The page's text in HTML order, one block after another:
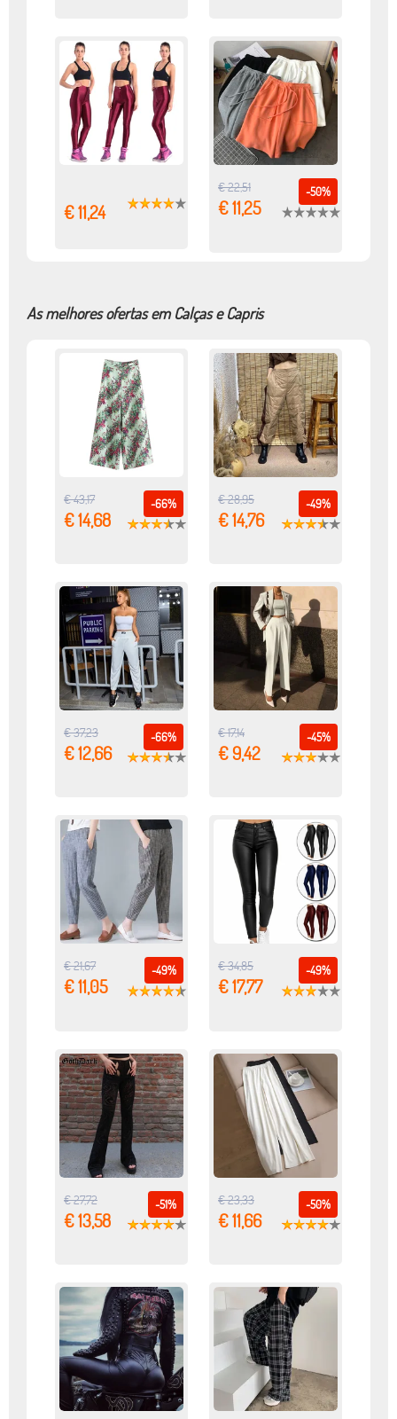
€ 11,24
-50%
€ 22,51
€ 11,25
As melhores ofertas em Calças e Capris
-66%
€ 43,17
€ 14,68
-49%
€ 28,95
€ 14,76
-66%
€ 37,23
€ 12,66
-45%
€ 17,14
€ 9,42
-49%
€ 21,67
€ 11,05
-49%
€ 34,85
€ 17,77
-51%
€ 27,72
€ 13,58
-50%
€ 23,33
€ 11,66